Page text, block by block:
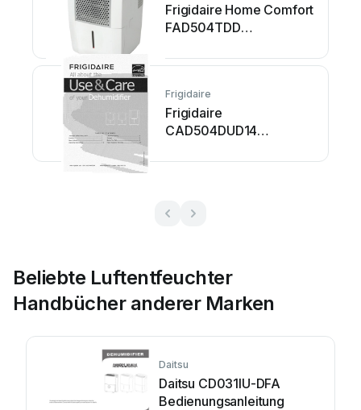
Frigidaire Home Comfort
FAD504TDD
Frigidaire
Frigidaire
CAD504DUD14
Beliebte Luftentfeuchter
Handbücher anderer Marken
Daitsu
Daitsu CD031IU-DFA
Bedienungsanleitung